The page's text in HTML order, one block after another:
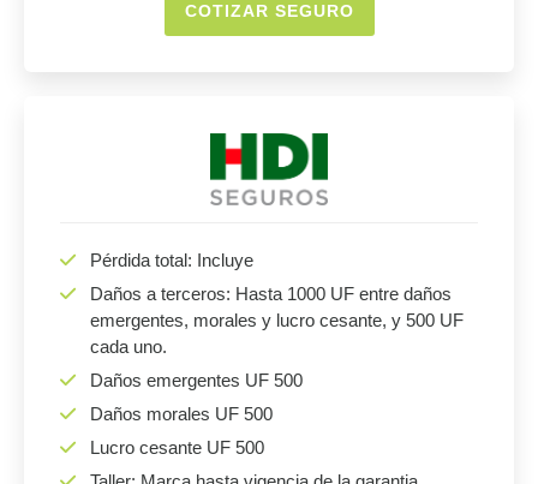
COTIZAR SEGURO
Pérdida total: Incluye
Daños a terceros: Hasta 1000 UF entre daños
emergentes, morales y lucro cesante, y 500 UF
cada uno.
Daños emergentes UF 500
Daños morales UF 500
Lucro cesante UF 500